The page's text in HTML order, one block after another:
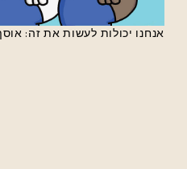
אנחנו יכולות לעשות את זה: